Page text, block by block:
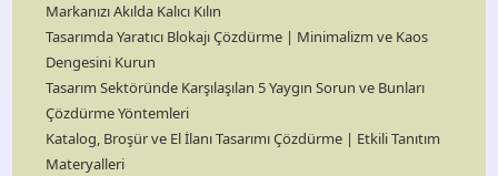
Markanızı Akılda Kalıcı Kılın
Tasarımda Yaratıcı Blokajı Çözdürme | Minimalizm ve Kaos
Dengesini Kurun
Tasarım Sektöründe Karşılaşılan 5 Yaygın Sorun ve Bunları
Çözdürme Yöntemleri
Katalog, Broşür ve El İlanı Tasarımı Çözdürme | Etkili Tanıtım
Materyalleri